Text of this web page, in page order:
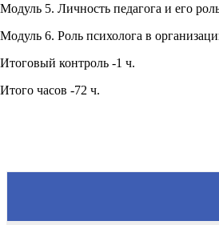
Модуль 5. Личность педагога и его
Модуль 6. Роль психолога в
Итоговый контроль -1 ч.
Итого часов -72 ч.